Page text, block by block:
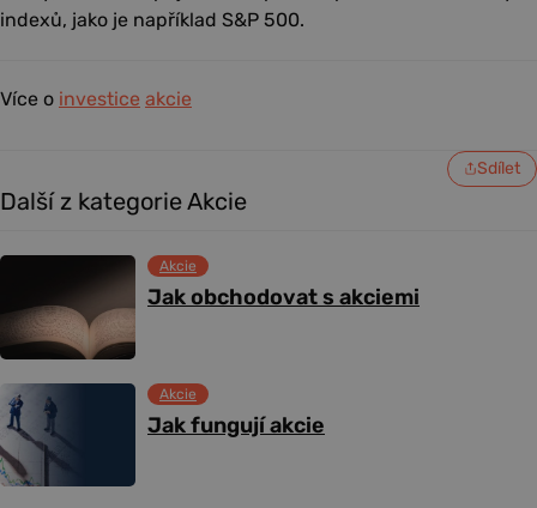
indexů, jako je například S&P 500.
Více o investice akcie
Sdílet
Další z kategorie Akcie
Jak obchodovat s akciemi
Akcie
Jak fungují akcie
Akcie